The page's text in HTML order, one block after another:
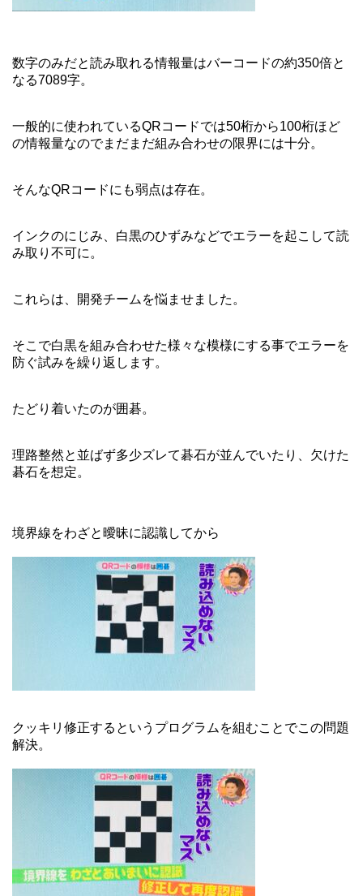
数字のみだと読み取れる情報量はバーコードの約350倍と
なる7089字。
一般的に使われているQRコードでは50桁から100桁ほど
の情報量なのでまだまだ組み合わせの限界には十分。
そんなQRコードにも弱点は存在。
インクのにじみ、白黒のひずみなどでエラーを起こして読
み取り不可に。
これらは、開発チームを悩ませました。
そこで白黒を組み合わせた様々な模様にする事でエラーを
防ぐ試みを繰り返します。
たどり着いたのが囲碁。
理路整然と並ばず多少ズレて碁石が並んでいたり、欠けた
碁石を想定。
境界線をわざと曖昧に認識してから
クッキリ修正するというプログラムを組むことでこの問題
解決。